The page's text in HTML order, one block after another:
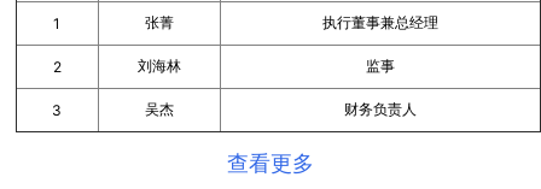
1 张菁 执行董事兼总经理
2 刘海林 监事
3 吴杰 财务负责人
查看更多